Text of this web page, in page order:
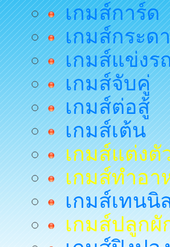
เกมส์การ์ด
เกมส์กระด
เกมส์แข่งร
เกมส์จับคู่
เกมส์ต่อสู้
เกมส์เต้น
เกมส์แต่งตั
เกมส์ทำอา
เกมส์เทนนิ
เกมส์ปลูกผั